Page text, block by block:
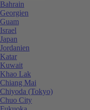
Bahrain
Georgien
Guam
Israel
Japan
Jordanien
Katar
Kuwait
Khao Lak
Chiang Mai
Chiyoda (Tokyo)
Chuo City